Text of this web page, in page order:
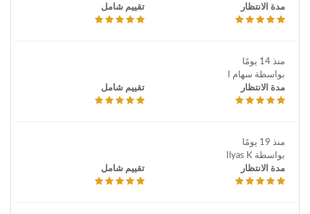
مدة الانتظار
تقييم شامل
منذ 14 يومًا
بواسطة سهام ا
مدة الانتظار
تقييم شامل
منذ 19 يومًا
بواسطة Ilyas K
مدة الانتظار
تقييم شامل